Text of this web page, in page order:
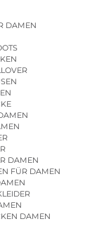
DAMEN
DAMEN
FÜR DAMEN
DAMEN